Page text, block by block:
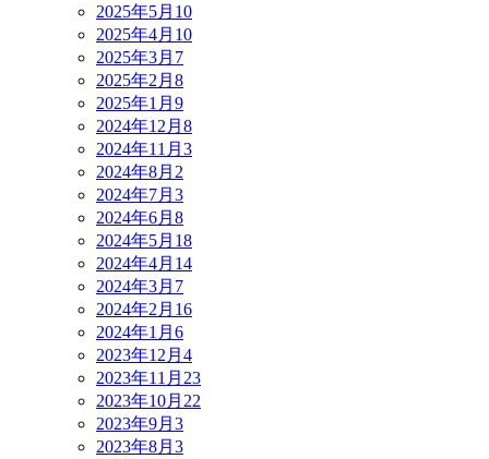
2025年5月 10
2025年4月 10
2025年3月 7
2025年2月 8
2025年1月 9
2024年12月 8
2024年11月 3
2024年8月 2
2024年7月 3
2024年6月 8
2024年5月 18
2024年4月 14
2024年3月 7
2024年2月 16
2024年1月 6
2023年12月 4
2023年11月 23
2023年10月 22
2023年9月 3
2023年8月 3